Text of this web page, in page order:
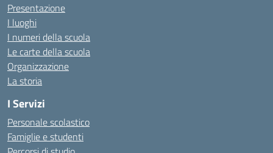
Presentazione
I luoghi
I numeri della scuola
Le carte della scuola
Organizzazione
La storia
I Servizi
Personale scolastico
Famiglie e studenti